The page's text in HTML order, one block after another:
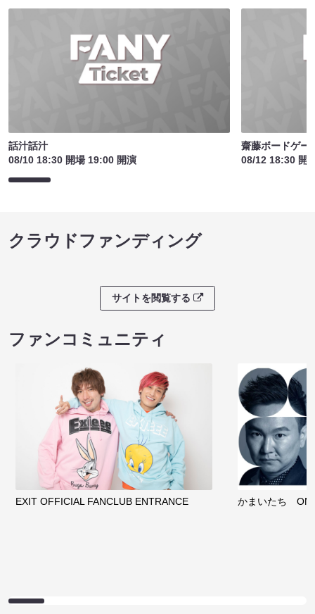
話汁話汁
08/10 18:30 開場 19:00 開演
齋藤ボードゲー
08/12 18:30 開
クラウドファンディング
サイトを閲覧する
ファンコミュニティ
EXIT OFFICIAL FANCLUB ENTRANCE かまいたち